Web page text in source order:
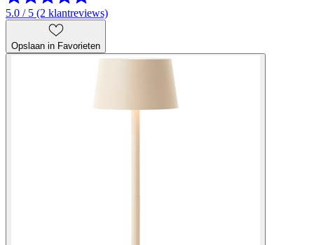
5.0 / 5 (2 klantreviews)
Opslaan in Favorieten